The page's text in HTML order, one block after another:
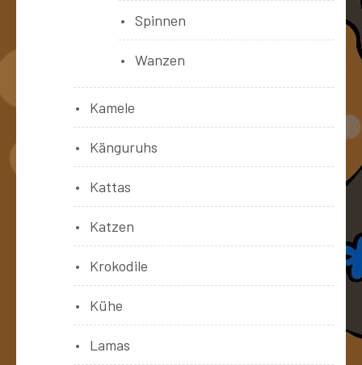
Spinnen
Wanzen
Kamele
Känguruhs
Kattas
Katzen
Krokodile
Kühe
Lamas